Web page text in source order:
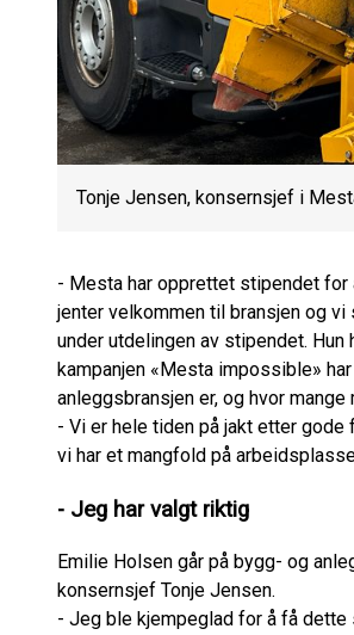
Tonje Jensen, konsernsjef i
- Mesta har opprettet stipendet
jenter velkommen til bransjen og
under utdelingen av stipendet.
kampanjen «Mesta impossible»
anleggsbransjen er, og hvor
- Vi er hele tiden på jakt etter
vi har et mangfold på
- Jeg har valgt riktig
Emilie Holsen går på bygg- og
konsernsjef Tonje Jensen.
- Jeg ble kjempeglad for å få dette